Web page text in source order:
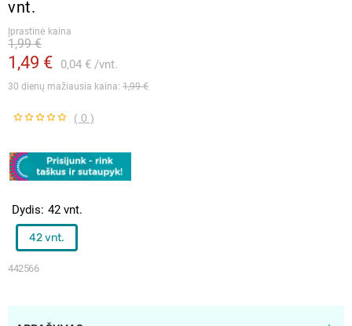
vnt.
Įprastinė kaina
1,49 € 0,04 € vnt.
1,99 €
30 dienų mažiausia kaina: 1,99 €
( 0 )
442566
Dydis 42 vnt.
42 vnt.